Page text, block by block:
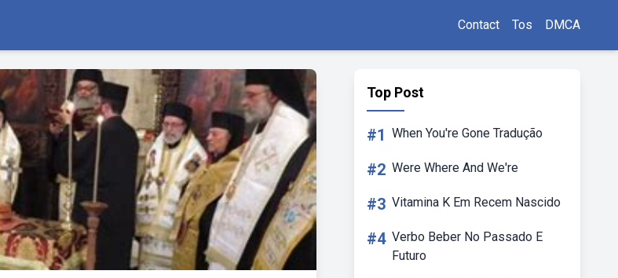
Contact Tos DMCA
Top Post
#1 When You're Gone Tradução
#2 Were Where And We're
#3 Vitamina K Em Recem Nascido
#4 Verbo Beber No Passado E
Futuro